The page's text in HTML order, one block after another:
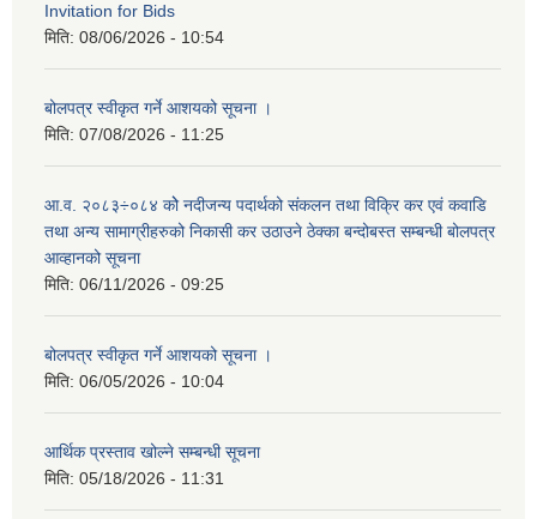
Invitation for Bids
मिति: 08/06/2026 - 10:54
बोलपत्र स्वीकृत गर्ने आशयको सूचना ।
मिति: 07/08/2026 - 11:25
आ.व. २०८३÷०८४ कोे नदीजन्य पदार्थको संकलन तथा विक्रि कर एवं कवाडि
तथा अन्य सामाग्रीहरुको निकासी कर उठाउने ठेक्का बन्दोबस्त सम्बन्धी बोलपत्र
आव्हानको सूचना
मिति: 06/11/2026 - 09:25
बोलपत्र स्वीकृत गर्ने आशयको सूचना ।
मिति: 06/05/2026 - 10:04
आर्थिक प्रस्ताव खोल्ने सम्बन्धी सूचना
मिति: 05/18/2026 - 11:31